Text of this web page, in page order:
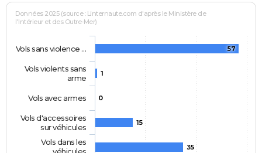
Données 2025 (source : Linternaute.com d'après le Ministère de
l'Intérieur et des Outre-Mer)
57
1
0
15
35
Vols sans violence …
Vols violents sans
arme
Vols avec armes
Vols d'accessoires
sur véhicules
Vols dans les